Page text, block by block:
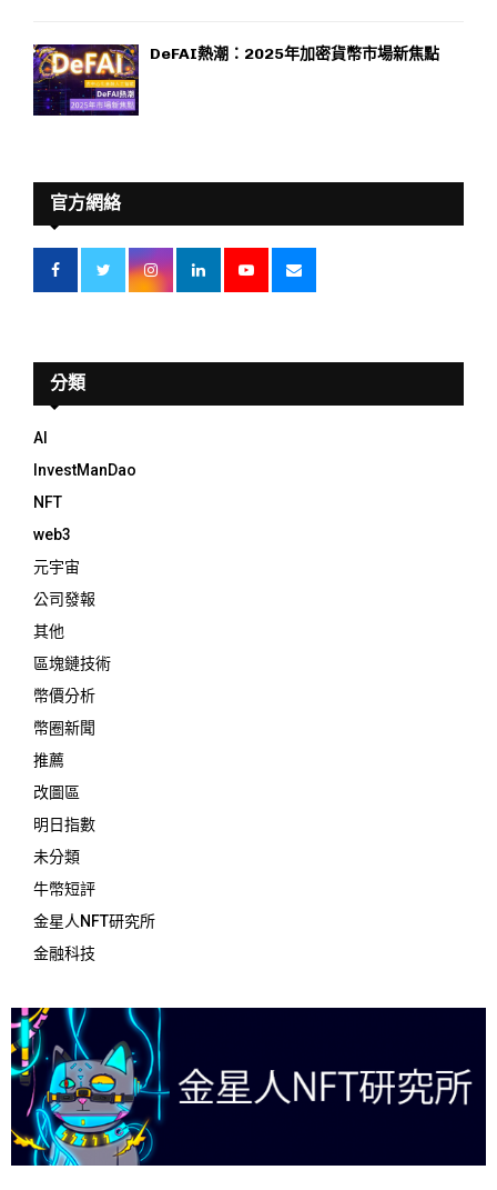
DeFAI熱潮：2025年加密貨幣市場新焦點
官方網絡
分類
AI
InvestManDao
NFT
web3
元宇宙
公司發報
其他
區塊鏈技術
幣價分析
幣圈新聞
推薦
改圖區
明日指數
未分類
牛幣短評
金星人NFT研究所
金融科技